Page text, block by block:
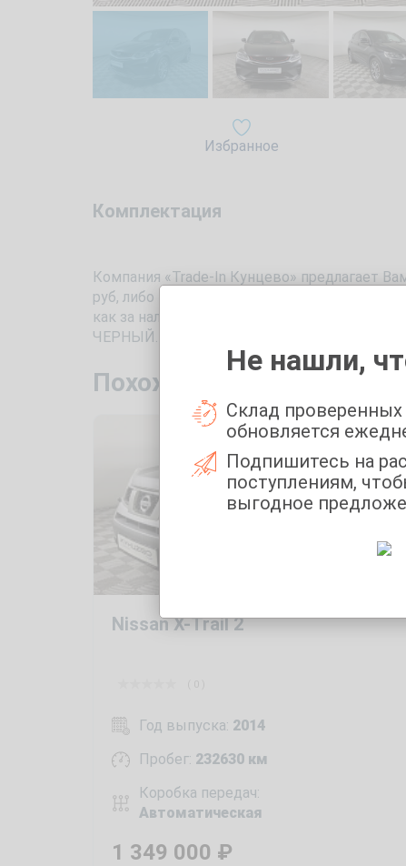
Избранное
Комплектация
Компания «Trade-In Кунцево» предлагает
руб, либо по системе Трейд Ин.
как за наличные, так и взять в кредит.
ЧЕРНЫЙ.
Похожие автомобили с
Nissan X-Trail 2
Год выпуска: 2014
Пробег: 232630 км
Коробка передач:
Автоматическая
1 349 000 ₽
Не нашли,
Склад
обновляется
Подпишитесь на
поступлениям,
выгодное